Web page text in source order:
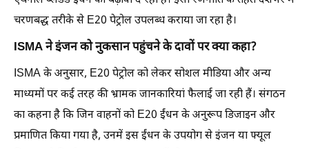
चरणबद्ध तरीके से E20 पेट्रोल उपलब्ध कराया जा रहा है।
ISMA ने इंजन को नुकसान पहुंचने के दावों पर क्या कहा?
ISMA के अनुसार, E20 पेट्रोल को लेकर सोशल मीडिया और अन्य
माध्यमों पर कई तरह की भ्रामक जानकारियां फैलाई जा रही हैं। संगठन
का कहना है कि जिन वाहनों को E20 ईंधन के अनुरूप डिजाइन और
प्रमाणित किया गया है, उनमें इस ईंधन के उपयोग से इंजन या फ्यूल